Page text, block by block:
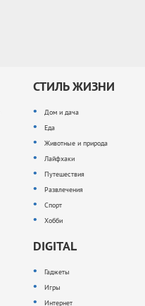
СТИЛЬ ЖИЗНИ
Дом и дача
Еда
Животные и природа
Лайфхаки
Путешествия
Развлечения
Спорт
Хобби
DIGITAL
Гаджеты
Игры
Интернет